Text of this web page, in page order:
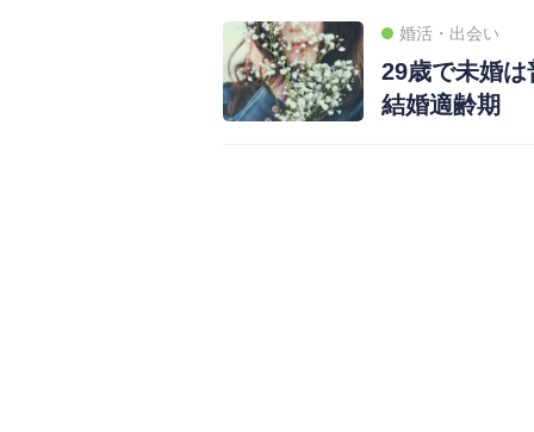
婚活・出会い
29歳で未婚
結婚適齢期